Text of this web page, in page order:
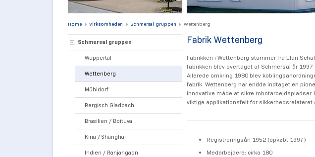
Home Virksomheden Schmersal gruppen Wettenberg
Schmersal gruppen
Wuppertal
Wettenberg
Mühldorf
Bergisch Gladbach
Brasilien / Boituva
Kina / Shanghai
Indien / Ranjangaon
Fabrik Wettenberg
Fabrikken i Wettenberg stammer fra Elan
fabrikken blev overtaget af Schmersal år 1997
Allerede omkring 1980 blev
fabrik. Wettenberg har endda indtaget en
innovative måde at sikre
viktige applikationsfelt for sikkerhedsrelateret
Registreringsår: 1952 (opkøbt 1997)
Medarbejdere: cirka 180